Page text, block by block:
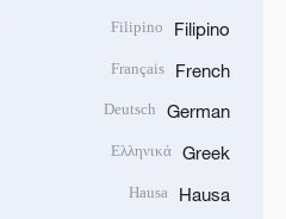
Filipino
Filipino
French
Français
German
Deutsch
Greek
Ελληνικά
Hausa
Hausa